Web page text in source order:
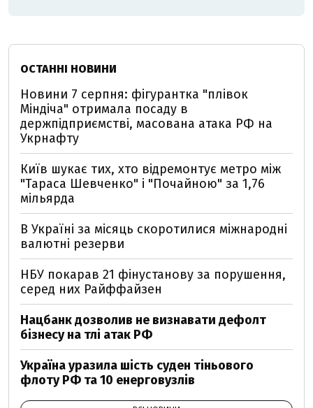
ОСТАННІ НОВИНИ
Новини 7 серпня: фігурантка "плівок
Міндіча" отримала посаду в
держпідприємстві, масована атака РФ на
Укрнафту
Київ шукає тих, хто відремонтує метро між
"Тараса Шевченко" і "Почайною" за 1,76
мільярда
В Україні за місяць скоротилися міжнародні
валютні резерви
НБУ покарав 21 фінустанову за порушення,
серед них Райффайзен
Нацбанк дозволив не визнавати дефолт
бізнесу на тлі атак РФ
Україна уразила шість суден тіньового
флоту РФ та 10 енерговузлів